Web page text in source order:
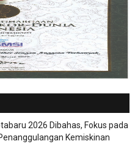
2026 Dibahas, Fokus pada
Kemiskinan